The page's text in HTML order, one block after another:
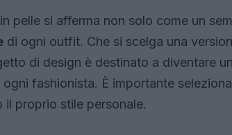
pelle si afferma non solo come un
di ogni outfit. Che si scelga una
di design è destinato a diventare un
fashionista. È importante
il proprio stile personale.